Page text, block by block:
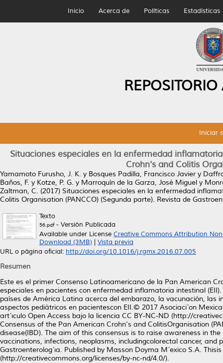
Inicio Acerca de Políticas Estadísticas
Iniciar
Situaciones especiales en la enfermedad
Crohn's and Colitis
Yamamoto Furusho, J. K. y Bosques Padilla, Francisco Javier y
Baños, F. y Kotze, P. G. y Marroquín de la Garza, José Miguel y
Zaltman, C. (2017) Situaciones especiales en la enfermedad
Colitis Organisation (PANCCO) (Segunda parte). Revista de
Texto
56.pdf- Versión Publicada
Available under License Creative Commons Attribution
Download (3MB)
Vista previa
URL o página oficial: http://doi.org/10.1016/j.rgmx.2016.07.005
Resumen
Este es el primer Consenso Latinoamericano de la Pan American
especiales en pacientes con enfermedad inflamatoria intestinal
países de América Latina acerca del embarazo, la vacunación, las
aspectos pediátricos en pacientescon EII.© 2017 Asociaci´on
art´ıculo Open Access bajo la licencia CC BY-NC-ND (http://
Consensus of the Pan American Crohn’s and ColitisOrganisation
disease(IBD). The aim of this consensus is to raise awareness in
vaccinations, infections, neoplasms, includingcolorectal cancer,
Gastroenterolog´ıa. Published by Masson Doyma M´exico S.A.
(http://creativecommons.org/licenses/by-nc-nd/4.0/).